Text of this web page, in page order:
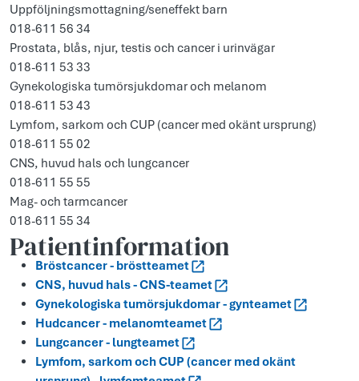
Uppföljningsmottagning/seneffekt barn
018-611 56 34
Prostata, blås, njur, testis och cancer i urinvägar
018-611 53 33
Gynekologiska tumörsjukdomar och melanom
018-611 53 43
Lymfom, sarkom och CUP (cancer med okänt ursprung)
018-611 55 02
CNS, huvud hals och lungcancer
018-611 55 55
Mag- och tarmcancer
018-611 55 34
Patientinformation
Bröstcancer - bröstteamet
CNS, huvud hals - CNS-teamet
Gynekologiska tumörsjukdomar - gynteamet
Hudcancer - melanomteamet
Lungcancer - lungteamet
Lymfom, sarkom och CUP (cancer med okänt